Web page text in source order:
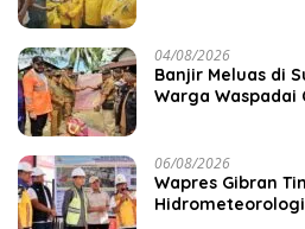
04/08/2026
Banjir Meluas di
Warga Waspadai
06/08/2026
Wapres Gibran